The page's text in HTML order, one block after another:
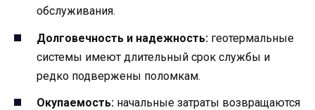
обслуживания.
Долговечность и надежность: геотермальные
системы имеют длительный срок службы и
редко подвержены поломкам.
Окупаемость: начальные затраты возвращаются